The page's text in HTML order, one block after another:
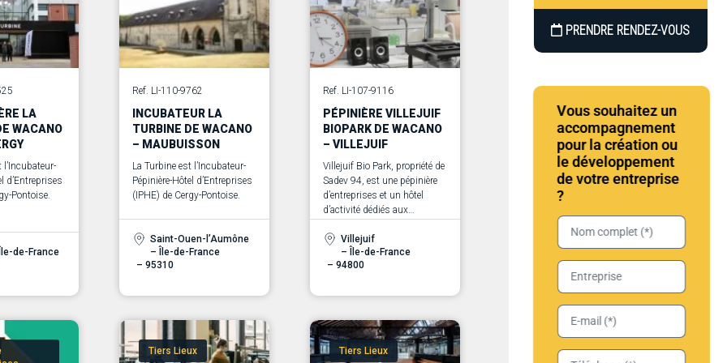
LA
WACANO
l’Incubateur-
d’Entreprises
Pontoise.
de-France
Ref. LI-110-9762
INCUBATEUR LA
TURBINE DE WACANO
– MAUBUISSON
La Turbine est l’Incubateur-
Pépinière-Hôtel d’Entreprises
(IPHE) de Cergy-Pontoise.
Saint-Ouen-l’Aumône
– Île-de-France
– 95310
Ref. LI-107-9116
PÉPINIÈRE VILLEJUIF
BIOPARK DE WACANO
– VILLEJUIF
Villejuif Bio Park, propriété de
Sadev 94, est une pépinière
d’entreprises et un hôtel
d’activité dédiés aux
santé et des biotechnologies.
Villejuif
– Île-de-France
– 94800
Tiers Lieux Tiers Lieux
PRENDRE RENDEZ-VOUS
Vous souhaitez un
accompagnement
pour la création ou
le développement
de votre entreprise
?